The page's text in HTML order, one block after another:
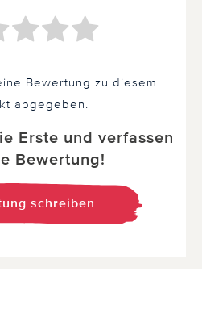
Bewertung zu diesem
abgegeben.
Erste und verfassen
Bewertung!
schreiben